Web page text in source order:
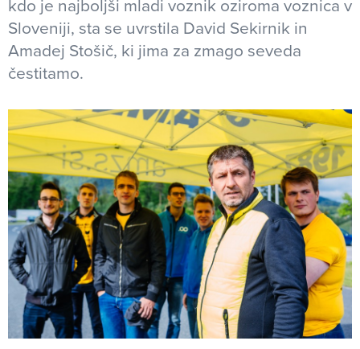
kdo je najboljši mladi voznik oziroma voznica v
Sloveniji, sta se uvrstila David Sekirnik in
Amadej Stošič, ki jima za zmago seveda
čestitamo.